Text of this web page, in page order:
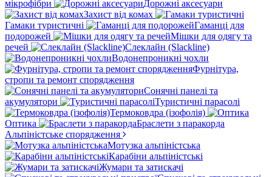
мікрофібри
Дорожні аксесуари
Захист від комах
Гамаки туристичні
Гаманці для
подорожей
Мішки для одягу та
речей
Слеклайн (Slackline)
Водонепроникні чохли
Фурнітура,
стропи та ремонт спорядження
Сонячні панелі та
акумулятори
Туристичні парасолі
Термоковдра (ізофолія)
Оптика
Браслети з паракорда
Альпіністське спорядження
Мотузка альпіністська
Карабіни альпіністські
Жумари та затискачі